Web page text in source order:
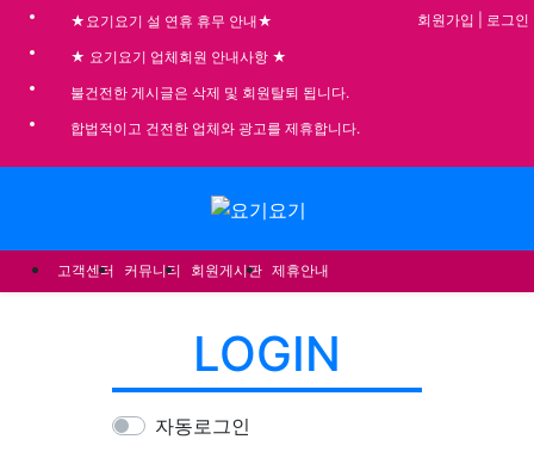
★요기요기 설 연휴 휴무 안내★
★ 요기요기 업체회원 안내사항 ★
불건전한 게시글은 삭제 및 회원탈퇴 됩니다.
합법적이고 건전한 업체와 광고를 제휴합니다.
회원가입 로그인
고객센터 커뮤니티 회원게시판 제휴안내
LOGIN
자동로그인